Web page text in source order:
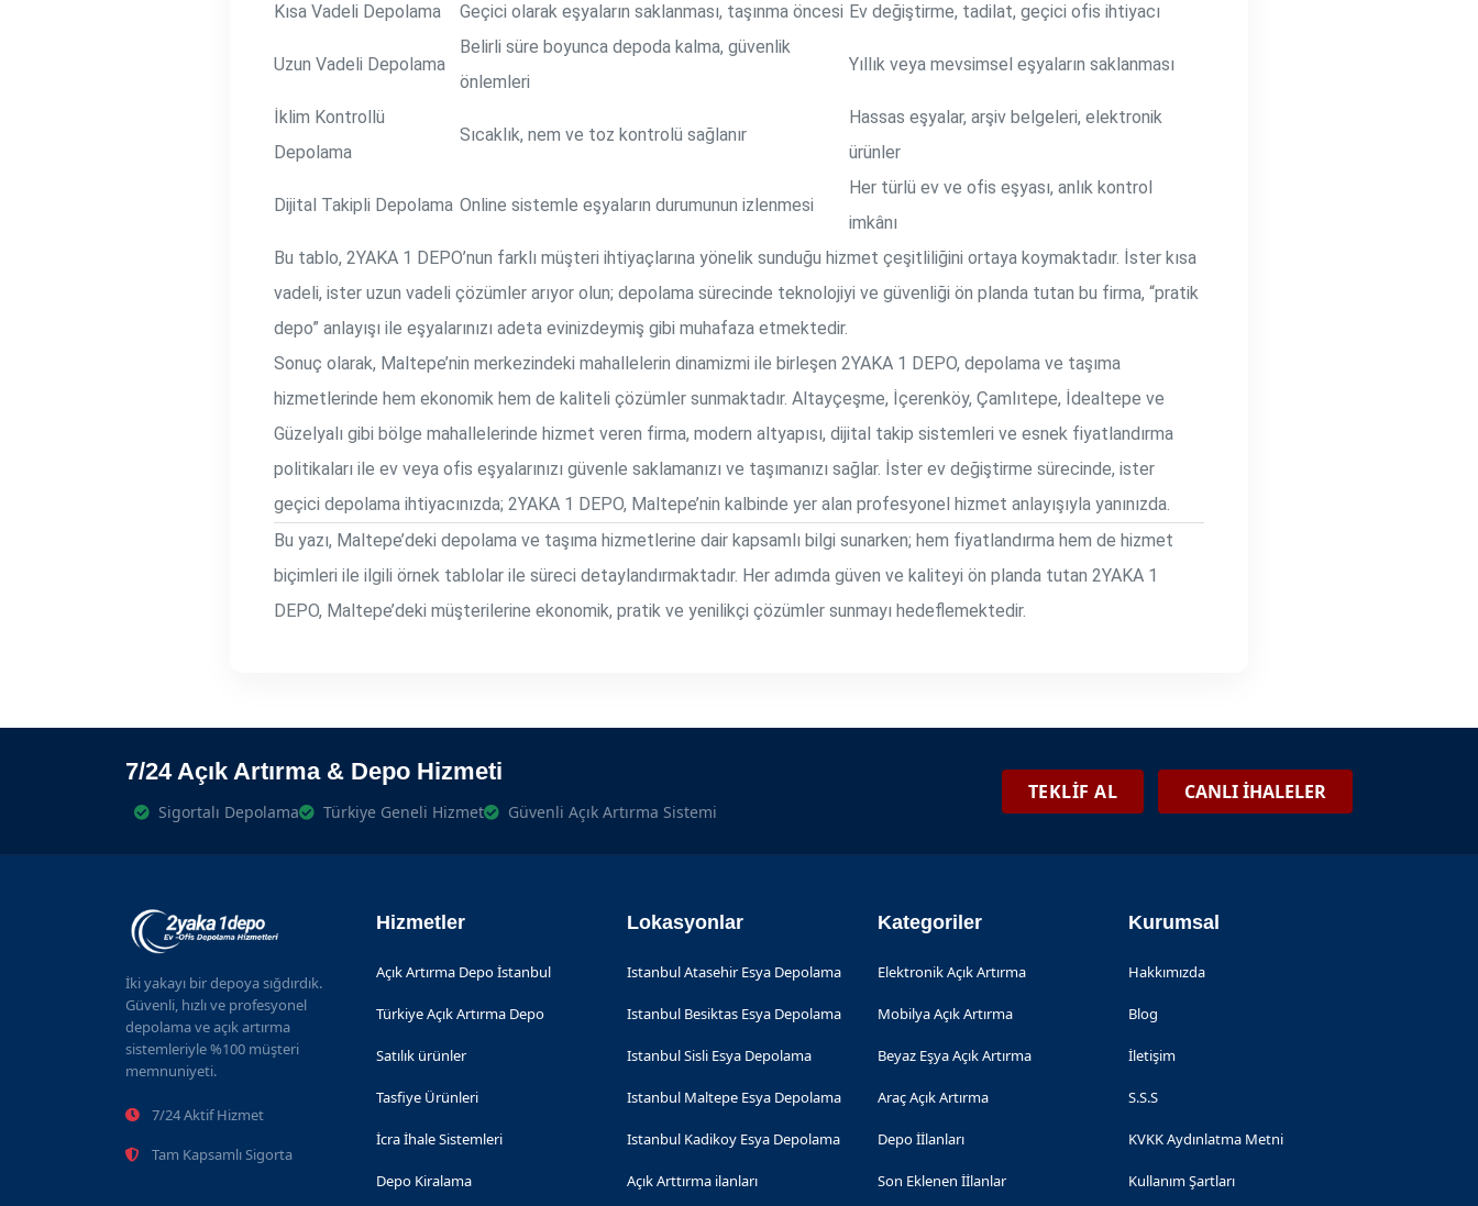
Kısa Vadeli Depolama
Geçici olarak eşyaların saklanması, taşınma öncesi Ev değiştirme, tadilat, geçici ofis ihtiyacı
Uzun Vadeli Depolama
Belirli süre boyunca depoda kalma, güvenlik
önlemleri
Yıllık veya mevsimsel eşyaların saklanması
İklim Kontrollü
Depolama
Sıcaklık, nem ve toz kontrolü sağlanır
Hassas eşyalar, arşiv belgeleri, elektronik
ürünler
Dijital Takipli Depolama Online sistemle eşyaların durumunun izlenmesi
Her türlü ev ve ofis eşyası, anlık kontrol
imkânı
Bu tablo, 2YAKA 1 DEPO’nun farklı müşteri ihtiyaçlarına yönelik sunduğu hizmet çeşitliliğini ortaya koymaktadır. İster kısa
vadeli, ister uzun vadeli çözümler arıyor olun; depolama sürecinde teknolojiyi ve güvenliği ön planda tutan bu firma, “pratik
depo” anlayışı ile eşyalarınızı adeta evinizdeymiş gibi muhafaza etmektedir.
Sonuç olarak, Maltepe’nin merkezindeki mahallelerin dinamizmi ile birleşen 2YAKA 1 DEPO, depolama ve taşıma
hizmetlerinde hem ekonomik hem de kaliteli çözümler sunmaktadır. Altayçeşme, İçerenköy, Çamlıtepe, İdealtepe ve
Güzelyalı gibi bölge mahallelerinde hizmet veren firma, modern altyapısı, dijital takip sistemleri ve esnek fiyatlandırma
politikaları ile ev veya ofis eşyalarınızı güvenle saklamanızı ve taşımanızı sağlar. İster ev değiştirme sürecinde, ister
geçici depolama ihtiyacınızda; 2YAKA 1 DEPO, Maltepe’nin kalbinde yer alan profesyonel hizmet anlayışıyla yanınızda.
Bu yazı, Maltepe’deki depolama ve taşıma hizmetlerine dair kapsamlı bilgi sunarken; hem fiyatlandırma hem de hizmet
biçimleri ile ilgili örnek tablolar ile süreci detaylandırmaktadır. Her adımda güven ve kaliteyi ön planda tutan 2YAKA 1
DEPO, Maltepe’deki müşterilerine ekonomik, pratik ve yenilikçi çözümler sunmayı hedeflemektedir.
7/24 Açık Artırma & Depo Hizmeti
Sigortalı Depolama Türkiye Geneli Hizmet Güvenli Açık Artırma Sistemi
TEKLİF AL CANLI İHALELER
İki yakayı bir depoya sığdırdık.
Güvenli, hızlı ve profesyonel
depolama ve açık artırma
sistemleriyle %100 müşteri
memnuniyeti.
7/24 Aktif Hizmet
Tam Kapsamlı Sigorta
Hizmetler
Açık Artırma Depo İstanbul
Türkiye Açık Artırma Depo
Satılık ürünler
Tasfiye Ürünleri
İcra İhale Sistemleri
Depo Kiralama
Lokasyonlar
Istanbul Atasehir Esya Depolama
Istanbul Besiktas Esya Depolama
Istanbul Sisli Esya Depolama
Istanbul Maltepe Esya Depolama
Istanbul Kadikoy Esya Depolama
Açık Arttırma ilanları
Kategoriler
Elektronik Açık Artırma
Mobilya Açık Artırma
Beyaz Eşya Açık Artırma
Araç Açık Artırma
Depo İİlanları
Son Eklenen İİlanlar
Kurumsal
Hakkımızda
Blog
İletişim
S.S.S
KVKK Aydınlatma Metni
Kullanım Şartları